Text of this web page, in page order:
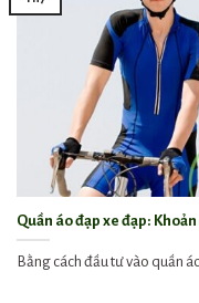
Quần áo đạp xe đạp:
Bằng cách đầu tư vào quần